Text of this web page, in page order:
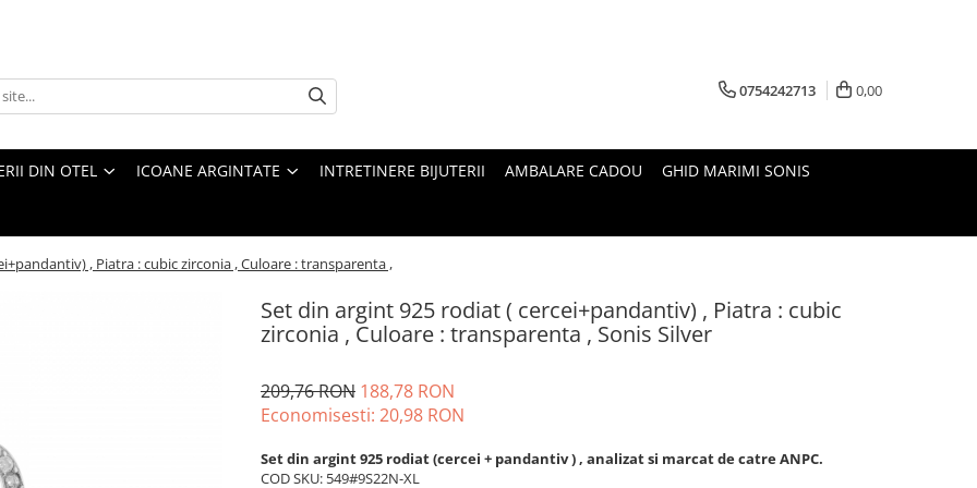
0754242713 0,00
DIN OTEL ICOANE ARGINTATE INTRETINERE BIJUTERII AMBALARE CADOU GHID MARIMI SONIS
, Piatra : cubic zirconia , Culoare : transparenta ,
Set din argint 925 rodiat ( cercei+pandantiv) , Piatra : cubic
zirconia , Culoare : transparenta , Sonis Silver
209,76 RON 188,78 RON
Economisesti: 20,98 RON
Set din argint 925 rodiat (cercei + pandantiv ) , analizat si marcat de catre ANPC.
COD SKU: 549#9S22N-XL